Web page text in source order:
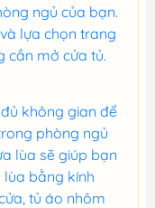
ngủ của bạn.
lựa chọn trang
cần mở cửa tủ.
không gian để
phòng ngủ
lùa sẽ giúp bạn
lùa bằng kính
tủ áo nhôm